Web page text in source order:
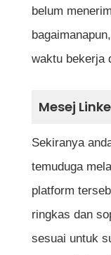
belum
waktu bekerja
Mesej
Sekiranya
temuduga
platform
ringkas dan
sesuai untuk